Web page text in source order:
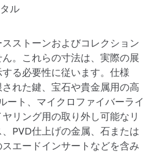
ル
ストーンおよびコレクション
。これらの寸法は、実際の展
る必要性に従います。仕様
れた鍵、宝石や貴金属用の高
ート、マイクロファイバーライ
リング用の取り外し可能なリ
PVD仕上げの金属、石または
エードインサートなどを含み